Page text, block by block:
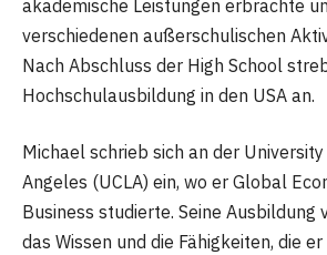
akademische Leistungen erbrachte
verschiedenen außerschulischen
Nach Abschluss der High School
Hochschulausbildung in den USA an.
Michael schrieb sich an der
Angeles (UCLA) ein, wo er Global
Business studierte. Seine Ausbildung
das Wissen und die Fähigkeiten, die